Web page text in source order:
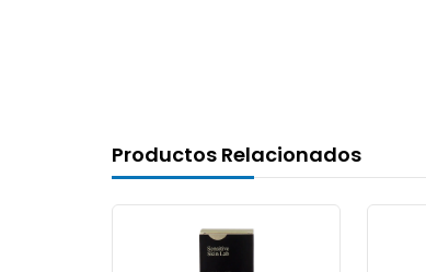
Productos Relacionados